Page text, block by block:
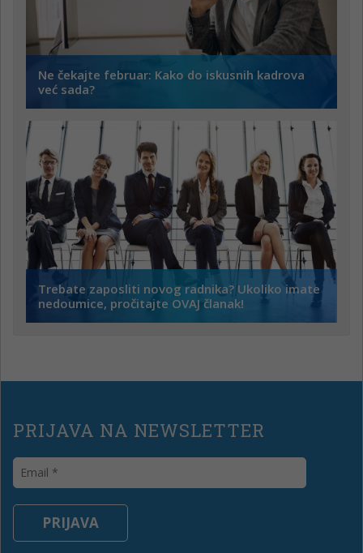
Ne čekajte februar: Kako do iskusnih kadrova
već sada?
Trebate zaposliti novog radnika? Ukoliko imate
nedoumice, pročitajte OVAJ članak!
PRIJAVA NA NEWSLETTER